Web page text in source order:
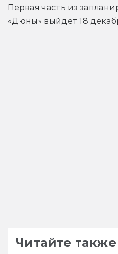
Первая часть из
«Дюны» выйдет 18
Читайте также